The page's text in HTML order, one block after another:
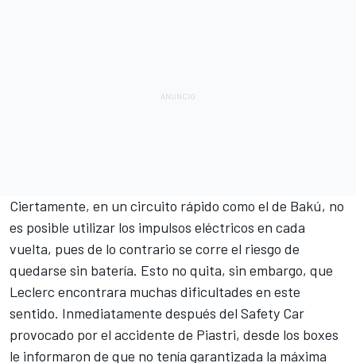
Ciertamente, en un circuito rápido como el de Bakú, no
es posible utilizar los impulsos eléctricos en cada
vuelta, pues de lo contrario se corre el riesgo de
quedarse sin batería. Esto no quita, sin embargo, que
Leclerc encontrara muchas dificultades en este
sentido. Inmediatamente después del Safety Car
provocado por el accidente de Piastri, desde los boxes
le informaron de que no tenía garantizada la máxima